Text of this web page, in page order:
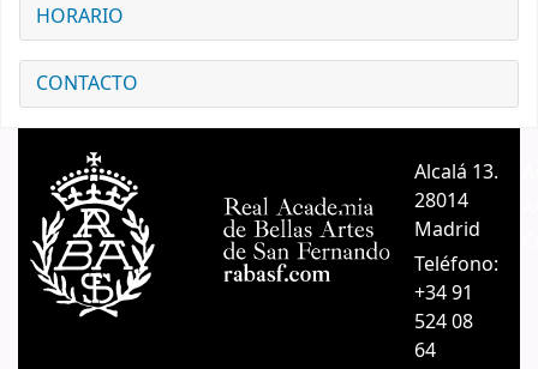
HORARIO
CONTACTO
Alcalá 13.
28014
Madrid
Teléfono:
+34 91
524 08
64